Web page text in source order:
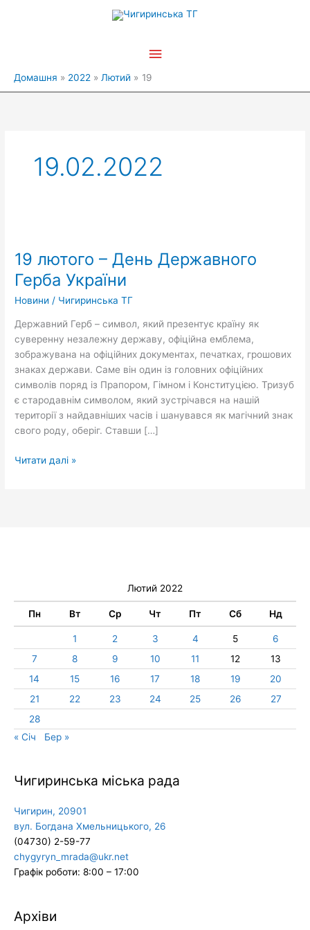
Головне
Домашня 2022 Лютий 19
19.02.2022
19 лютого – День Державного
Герба України
Новини / Чигиринська ТГ
Державний Герб – символ, який презентує країну як
суверенну незалежну державу, офіційна емблема,
зображувана на офіційних документах, печатках, грошових
знаках держави. Саме він один із головних офіційних
символів поряд із Прапором, Гімном і Конституцією. Тризуб
є стародавнім символом, який зустрічався на нашій
території з найдавніших часів і шанувався як магічний знак
свого роду, оберіг. Ставши […]
–
День
Державного
Герба
України
Читати далі »
Лютий 2022
Пн Вт Ср Чт Пт Сб Нд
1 2 3 4 5
6
7
8 9 10 11 12
13
14
15 16 17 18 19
20
21
22 23 24 25 26
27
28
« Січ
Бер »
Чигиринська міська рада
Чигирин, 20901
вул. Богдана Хмельницького, 26
(04730) 2-59-77
chygyryn_mrada@ukr.net
Графік роботи: 8:00 – 17:00
Архіви
Архіви